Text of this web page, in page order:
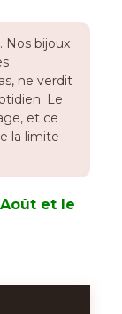
Nos bijoux
ne verdit
Le
et ce
la limite
et le